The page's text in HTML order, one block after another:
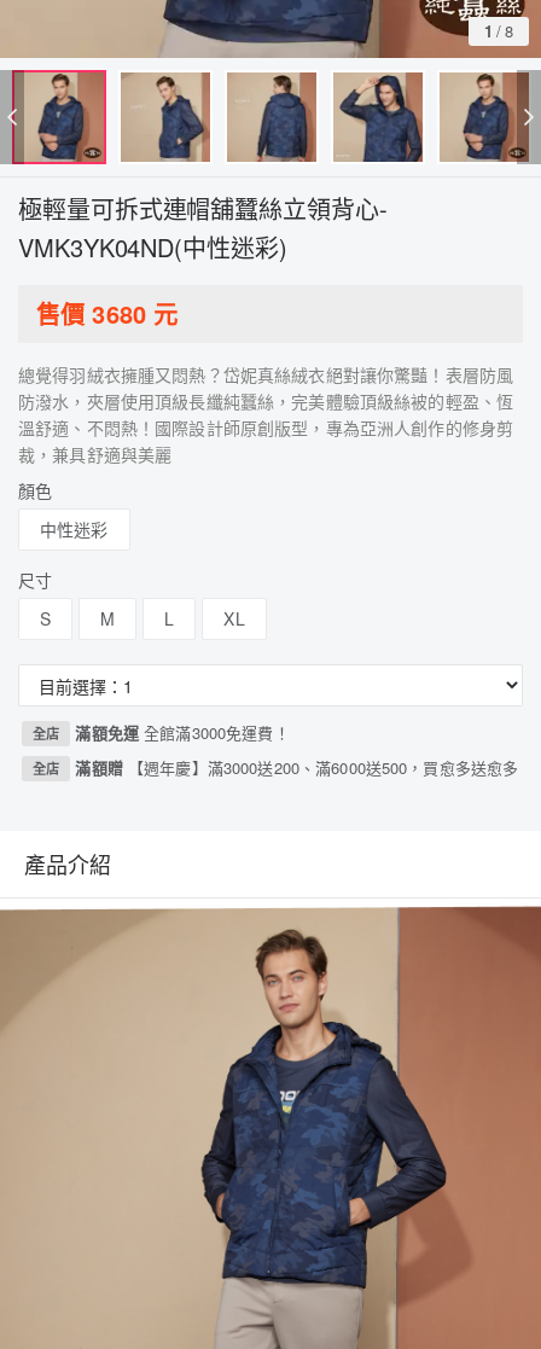
1 /8
極輕量可拆式連帽舖蠶絲立領背心-
VMK3YK04ND(中性迷彩)
售價3680元
總覺得羽絨衣擁腫又悶熱？岱妮真絲絨衣絕對讓你驚豔！表層防風
防潑水，夾層使用頂級長纖純蠶絲，完美體驗頂級絲被的輕盈、恆
溫舒適、不悶熱！國際設計師原創版型，專為亞洲人創作的修身剪
裁，兼具舒適與美麗
顏色
中性迷彩
尺寸
S
M L XL
全店 滿額免運全館滿3000免運費！
全店 滿額贈 【週年慶】滿3000送200、滿6000送500，買愈多送愈多
產品介紹